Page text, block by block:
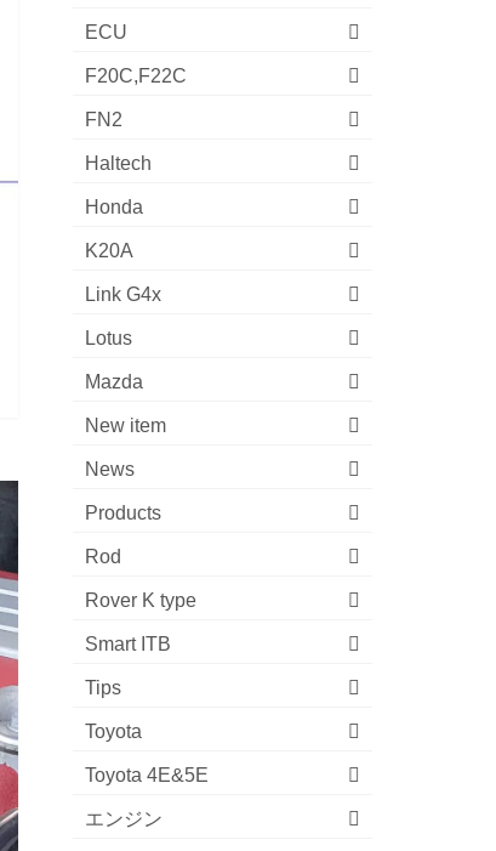
ECU
F20C,F22C
FN2
Haltech
Honda
K20A
Link G4x
Lotus
Mazda
New item
News
Products
Rod
Rover K type
Smart ITB
Tips
Toyota
Toyota 4E&5E
エンジン